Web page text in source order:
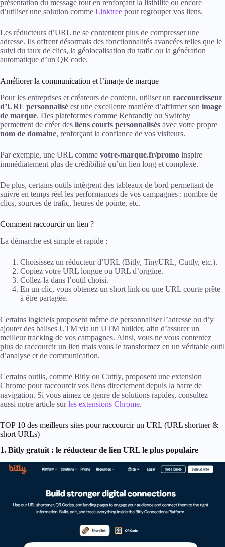
présentation du message tout en renforçant la lisibilité ou encore
d’utiliser une solution comme Linktree pour regrouper vos liens.
Les réducteurs d’URL ne se contentent plus de compresser une
adresse. Ils offrent désormais des fonctionnalités avancées telles que le
suivi du taux de clics, la géolocalisation du trafic ou la génération
automatique d’un QR code.
Améliorer la communication et l’image de marque
Pour les entreprises et créateurs de contenu, utiliser un raccourcisseur
d’URL personnalisé est une excellente manière d’affirmer son image
de marque. Des plateformes comme Rebrandly ou Switchy
permettent de créer des liens courts personnalisés avec votre propre
nom de domaine, renforçant la confiance de vos visiteurs.
Par exemple, une URL comme votre-marque.fr/promo inspire
immédiatement plus de crédibilité qu’un lien long et complexe.
De plus, certains outils intègrent des tableaux de bord permettant de
suivre en temps réel les performances de vos campagnes : nombre de
clics, sources de trafic, heures de pointe, etc.
Comment raccourcir un lien ?
La démarche est simple et rapide :
Choisissez un réducteur d’URL (Bitly, TinyURL, Cuttly, etc.).
Copiez votre URL longue ou URL d’origine.
Collez-la dans l’outil choisi.
En un clic, vous obtenez un short link ou une URL courte prête
à être partagée.
Certains logiciels proposent même de personnaliser l’adresse ou d’y
ajouter des balises UTM via un UTM builder, afin d’assurer un
meilleur tracking de vos campagnes. Ainsi, vous ne vous contentez
plus de raccourcir un lien mais vous le transformez en un véritable outil
d’analyse et de communication.
Certains outils, comme Bitly ou Cuttly, proposent une extension
Chrome pour raccourcir vos liens directement depuis la barre de
navigation. Si vous aimez ce genre de solutions rapides, consultez
aussi notre article surles extensions Chrome.
TOP 10 des meilleurs sites pour raccourcir un URL (URL shortner &
short URLs)
1. Bitly gratuit : le réducteur de lien URL le plus populaire